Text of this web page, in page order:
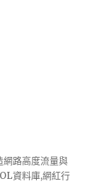
路高度流量與
資料庫,網紅行